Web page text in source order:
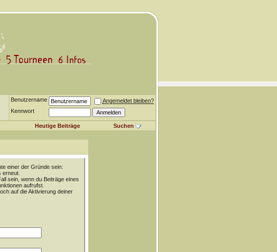
Benutzername
Angemeldet bleiben?
Kennwort
Heutige Beiträge Suchen
einer der Gründe sein:
erneut.
sein, wenn du Beiträge eines
aufrufst.
auf die Aktivierung deiner